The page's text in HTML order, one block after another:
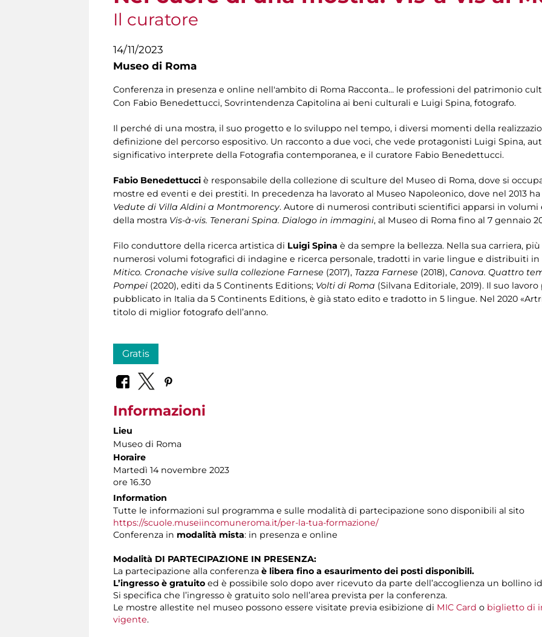
Il curatore
14/11/2023
Museo di Roma
Conferenza in presenza e online nell'ambito di Roma Racconta… le professioni del patrimonio
Con Fabio Benedettucci, Sovrintendenza Capitolina ai beni culturali e Luigi Spina, fotografo.
Il perché di una mostra, il suo progetto e lo sviluppo nel tempo, i diversi momenti della
definizione del percorso espositivo. Un racconto a due voci, che vede protagonisti Luigi Spina,
significativo interprete della Fotografia contemporanea, e il curatore Fabio Benedettucci.
Fabio Benedettucci è responsabile della collezione di sculture del Museo di Roma, dove si
mostre ed eventi e dei prestiti. In precedenza ha lavorato al Museo Napoleonico, dove nel 2013
Vedute di Villa Aldini a Montmorency. Autore di numerosi contributi scientifici apparsi in volumi
della mostra Vis-à-vis. Tenerani Spina. Dialogo in immagini, al Museo di Roma fino al 7 gennaio
Filo conduttore della ricerca artistica di Luigi Spina è da sempre la bellezza. Nella sua carriera,
numerosi volumi fotografici di indagine e ricerca personale, tradotti in varie lingue e distribuiti in
Mitico. Cronache visive sulla collezione Farnese (2017), Tazza Farnese (2018), Canova. Quattro
Pompei (2020), editi da 5 Continents Editions; Volti di Roma (Silvana Editoriale, 2019). Il suo
pubblicato in Italia da 5 Continents Editions, è già stato edito e tradotto in 5 lingue. Nel 2020
titolo di miglior fotografo dell’anno.
Gratis
Informazioni
Lieu
Museo di Roma
Horaire
Martedì 14 novembre 2023
ore 16.30
Information
Tutte le informazioni sul programma e sulle modalità di partecipazione sono disponibili al sito
https://scuole.museiincomuneroma.it/per-la-tua-formazione/
Conferenza in modalità mista: in presenza e online
Modalità DI PARTECIPAZIONE IN PRESENZA:
La partecipazione alla conferenza è libera fino a esaurimento dei posti disponibili.
L’ingresso è gratuito ed è possibile solo dopo aver ricevuto da parte dell’accoglienza un bollino
Si specifica che l’ingresso è gratuito solo nell’area prevista per la conferenza.
Le mostre allestite nel museo possono essere visitate previa esibizione di MIC Card o biglietto di
vigente.